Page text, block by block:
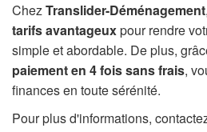
ChezTranslider-Déménagement
tarifs avantageuxpour rendre
simple et abordable. De plus,
paiement en 4 fois sans frais,
finances en toute sérénité.
Pour plus d'informations,